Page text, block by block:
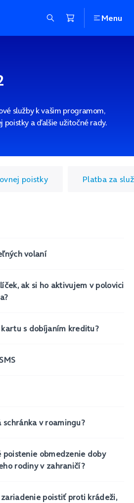
Menu
služby k vašim programom,
poistky a ďalšie užitočné rady.
poistky Platba za
volaní
ak si ho aktivujem v polovici
s dobíjaním kreditu?
schránka v roamingu?
poistenie obmedzenie doby
rodiny v zahraničí?
poistiť proti krádeži,